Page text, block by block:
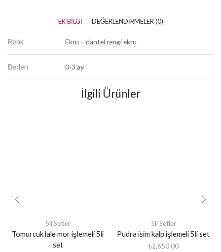
EK BILGI DEĞERLENDIRMELER (0)
Renk Ekru – dantel rengi ekru
Beden 0-3 ay
İlgili Ürünler
5li Setler
Tomurcuk lale mor işlemeli 5li
set
5li Setler
Pudra isim kalp işlemeli 5li set
₺2,650.00